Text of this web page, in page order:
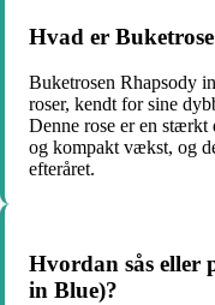
Hvad er
Buketrosen Rhapsody
roser, kendt for sine
Denne rose er en
og kompakt vækst, og
efteråret.
Hvordan sås eller
in Blue)?